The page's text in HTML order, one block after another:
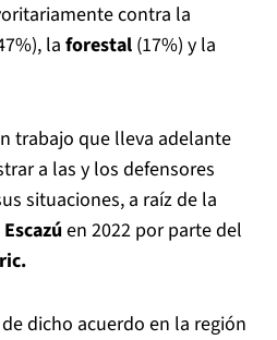
contra la
la forestal (17%) y la
trabajo que lleva adelante
a las y los defensores
situaciones, a raíz de la
en 2022 por parte del
dicho acuerdo en la región